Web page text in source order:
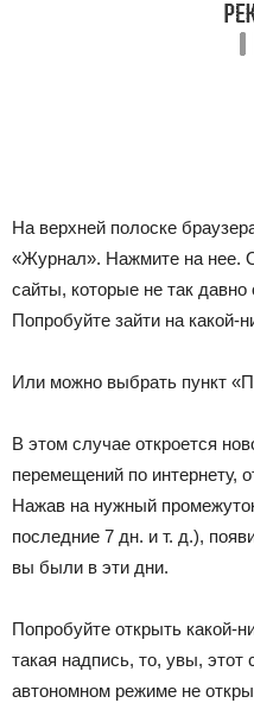
На верхней полоске
«Журнал». Нажмите на нее.
сайты, которые не так
Попробуйте зайти на какой-
Или можно выбрать пункт
В этом случае откроется
перемещений по интернету,
Нажав на нужный
последние 7 дн. и т. д.),
вы были в эти дни.
Попробуйте открыть какой-
такая надпись, то, увы, этот
автономном режиме не